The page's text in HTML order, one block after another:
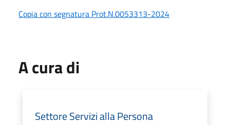
Copia con segnatura Prot.N.0053313-2024
A cura di
Settore Servizi alla Persona